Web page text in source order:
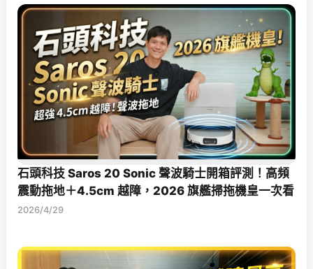
石頭科技 Saros 20 Sonic 聲波騎士開箱評測！高頻
震動拖地＋4.5cm 越障，2026 旗艦掃拖機皇一次看
2026/4/29